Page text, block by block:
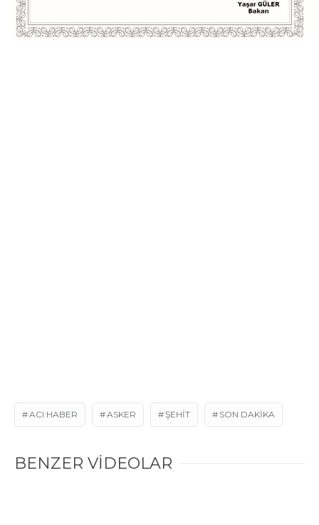
ACI HABER ASKER ŞEHIT SON DAKIKA
BENZER VİDEOLAR